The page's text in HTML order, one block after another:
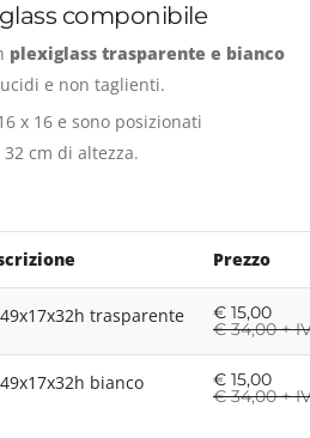
componibile
plexiglass trasparente e bianco
e non taglienti.
x 16 e sono posizionati
cm di altezza.
Prezzo
trasparente € 15,00
€34,00 +
bianco € 15,00
€34,00 +